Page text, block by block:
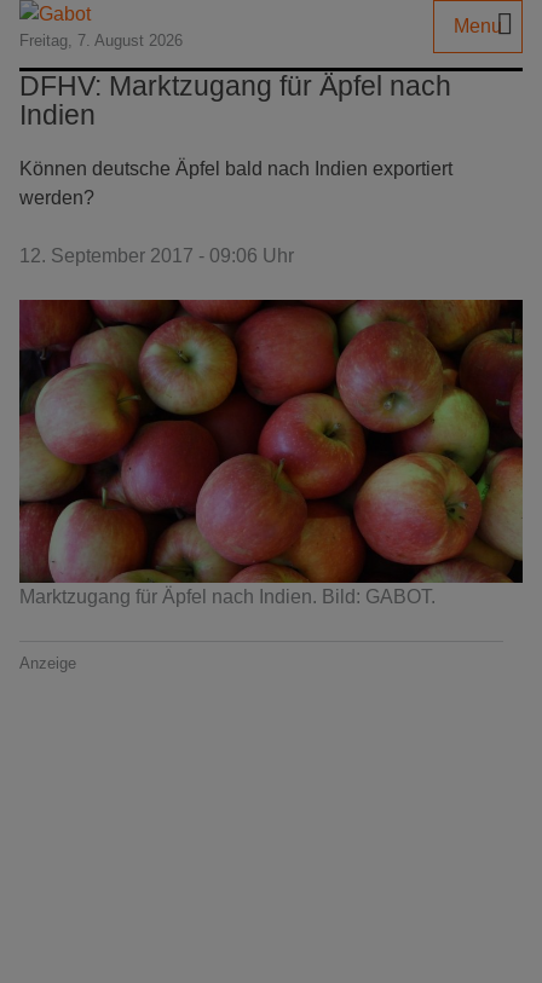
Freitag, 7. August 2026
Menu
DFHV: Marktzugang für Äpfel nach
Indien
Können deutsche Äpfel bald nach Indien exportiert
werden?
12. September 2017 - 09:06 Uhr
Marktzugang für Äpfel nach Indien. Bild: GABOT.
Anzeige